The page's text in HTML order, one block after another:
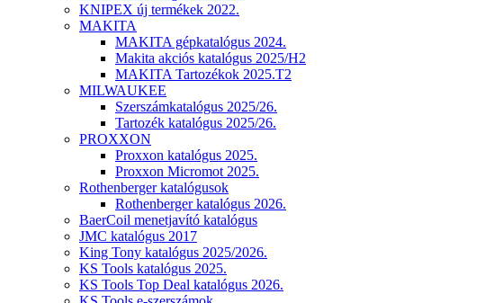
KNIPEX új termékek 2022.
MAKITA
MAKITA gépkatalógus 2024.
Makita akciós katalógus 2025/H2
MAKITA Tartozékok 2025.T2
MILWAUKEE
Szerszámkatalógus 2025/26.
Tartozék katalógus 2025/26.
PROXXON
Proxxon katalógus 2025.
Proxxon Micromot 2025.
Rothenberger katalógusok
Rothenberger katalógus 2026.
BaerCoil menetjavító katalógus
JMC katalógus 2017
King Tony katalógus 2025/2026.
KS Tools katalógus 2025.
KS Tools Top Deal katalógus 2026.